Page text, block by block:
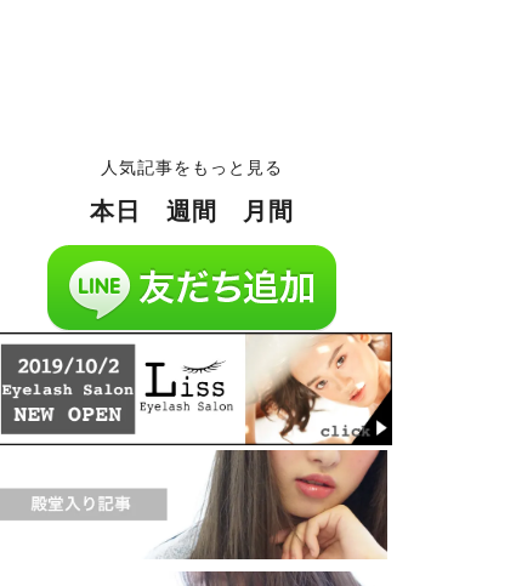
人気記事をもっと見る
本日 週間 月間